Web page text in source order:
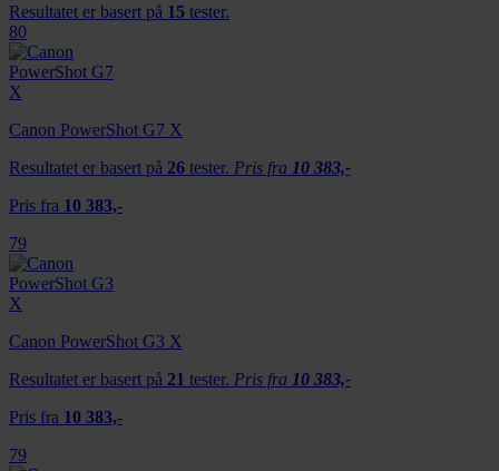
Resultatet er basert på 15 tester.
80
Canon PowerShot G7 X
Resultatet er basert på 26 tester. Pris fra 10 383,-
Pris fra 10 383,-
79
Canon PowerShot G3 X
Resultatet er basert på 21 tester. Pris fra 10 383,-
Pris fra 10 383,-
79